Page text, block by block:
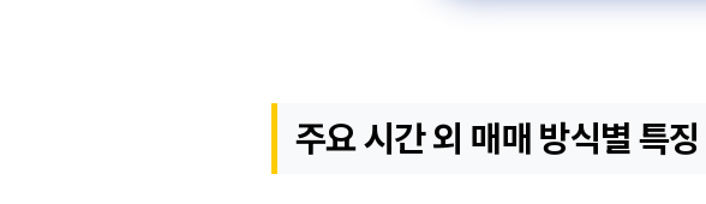
주요 시간 외 매매 방식별 특